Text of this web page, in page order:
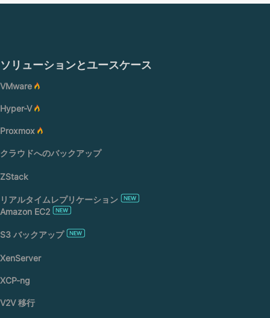
ソリューションとユースケース
VMware
Hyper-V
Proxmox
クラウドへのバックアップ
ZStack
リアルタイムレプリケーション
Amazon EC2
S3 バックアップ
XenServer
XCP-ng
V2V 移行